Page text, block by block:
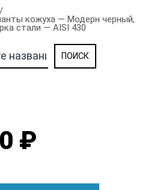
кожуха — Модерн черный,
стали — AISI 430
₽